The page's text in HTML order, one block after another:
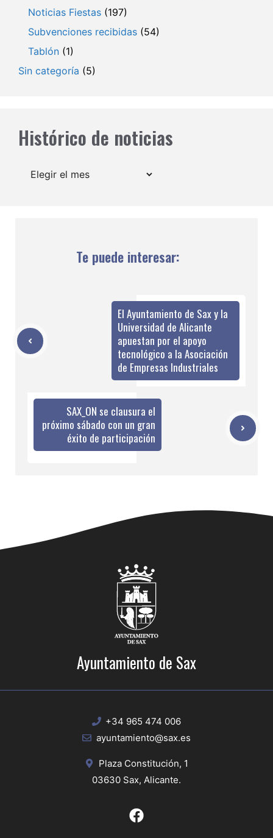
Noticias Fiestas (197)
Subvenciones recibidas (54)
Tablón (1)
Sin categoría (5)
Histórico de noticias
Archivos
Te puede interesar:
El Ayuntamiento de Sax y la
Universidad de Alicante
apuestan por el apoyo
tecnológico a la Asociación
de Empresas Industriales
SAX_ON se clausura el
próximo sábado con un gran
éxito de participación
Ayuntamiento de Sax
+34 965 474 006
ayuntamiento@sax.es
Plaza Constitución, 1
03630 Sax, Alicante.